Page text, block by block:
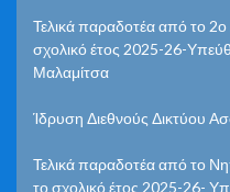
Τελικά παραδοτέα από το
σχολικό έτος 2025-26-
Μαλαμίτσα
Ίδρυση Διεθνούς Δικτύου
Τελικά παραδοτέα από το
το σχολικό έτος 2025-26-